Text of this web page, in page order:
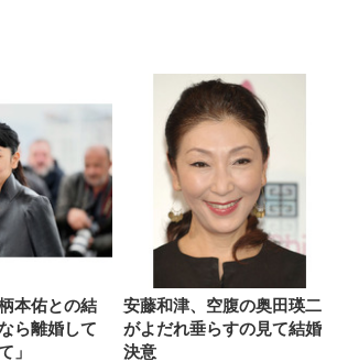
チェア 疲れない テレワーク
チェア 強化バックレスト 30度
ロッキング機能 人間工学 椅子
腰サポート 90度跳ね上げ式ア
ームレスト 3Dヘッドレスト
ハンガー付き 高反発クッショ
ン PCチェア 通気性メッシュ
ゲーミング/勉強/事務用 おし
ゃれ パソコンチェア (ホワイ
ト)
￥7,680
ANDWINT オフィスチェ
ア デスクチェア 肘なし メ
ッシュ 通気性 ランバーサ
ポート付き 腰サポート ガ
ス圧無段階昇降 360度回
転 キャスター付き コンパ
クト 幅52×奥行58.5×高さ
84～96cm テレワーク 在
宅勤務 ブラック
￥4,139
フル
1920×1080）VA 非光
DisplayPort/VGA
カー内蔵 高さ調整 ス
VESA対応
ビジネス向け
【MiniLED/24.5inch/280Hz/FHD】
GRAPHT THE SHOOTER
Gaming Monitor 24” Essential ゲ
ーミングモニター QD 24.5インチ
1ms FHD 量子ドット 残像低減 (3
年保証 | 輝点保証 | 日本メーカー)
￥34,980
ック) 【Amazon.co.jp限定】
Smart Basic アイリスオーヤマ
ペットシーツ 超厚型 お徳用
ワイド 100枚入 (x 1) (ケース
販売)
￥3,670
アイリスオーヤマ ペット
シーツ 超厚型 お徳用 レギ
ュラー 200枚入
【Amazon.co.jp限定】
￥3,731
本佑との結
ら離婚して
」
安藤和津、空腹の奥田瑛二
がよだれ垂らすの見て結婚
決意